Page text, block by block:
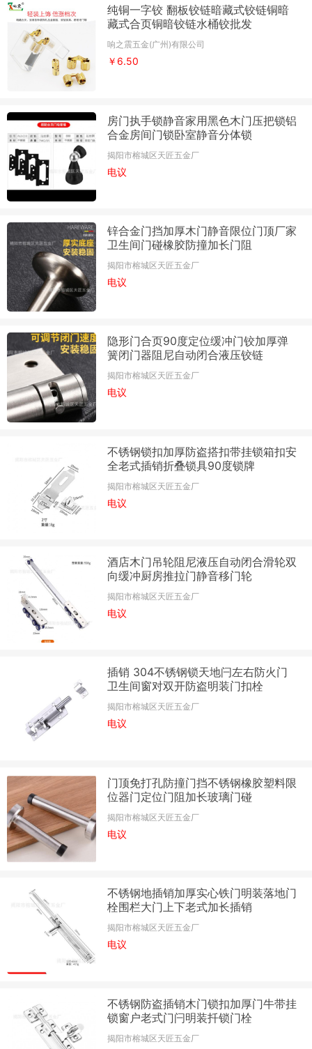
纯铜一字铰 翻板铰链暗藏式铰链铜暗
藏式合页铜暗铰链水桶铰批发
响之震五金(广州)有限公司
￥6.50
房门执手锁静音家用黑色木门压把锁铝
合金房间门锁卧室静音分体锁
揭阳市榕城区天匠五金厂
电议
锌合金门挡加厚木门静音限位门顶厂家
卫生间门碰橡胶防撞加长门阻
揭阳市榕城区天匠五金厂
电议
隐形门合页90度定位缓冲门铰加厚弹
簧闭门器阻尼自动闭合液压铰链
揭阳市榕城区天匠五金厂
电议
不锈钢锁扣加厚防盗搭扣带挂锁箱扣安
全老式插销折叠锁具90度锁牌
揭阳市榕城区天匠五金厂
电议
酒店木门吊轮阻尼液压自动闭合滑轮双
向缓冲厨房推拉门静音移门轮
揭阳市榕城区天匠五金厂
电议
插销 304不锈钢锁天地闩左右防火门
卫生间窗对双开防盗明装门扣栓
揭阳市榕城区天匠五金厂
电议
门顶免打孔防撞门挡不锈钢橡胶塑料限
位器门定位门阻加长玻璃门碰
揭阳市榕城区天匠五金厂
电议
不锈钢地插销加厚实心铁门明装落地门
栓围栏大门上下老式加长插销
揭阳市榕城区天匠五金厂
电议
不锈钢防盗插销木门锁扣加厚门牛带挂
锁窗户老式门闩明装扦锁门栓
揭阳市榕城区天匠五金厂